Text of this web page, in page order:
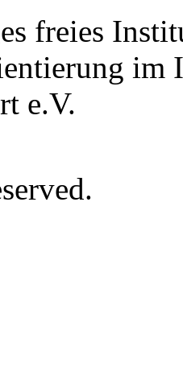
freies
im
e.V.